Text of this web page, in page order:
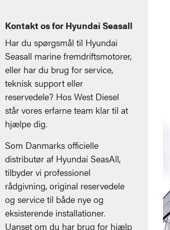
Kontakt os for Hyundai Seasall
Har du spørgsmål til Hyundai
Seasall marine fremdriftsmotorer,
eller har du brug for service,
teknisk support eller
reservedele? Hos West Diesel
står vores erfarne team klar til at
hjælpe dig.
Som Danmarks officielle
distributør af Hyundai SeasAll,
tilbyder vi professionel
rådgivning, original reservedele
og service til både nye og
eksisterende installationer.
Uanset om du har brug for hjælp